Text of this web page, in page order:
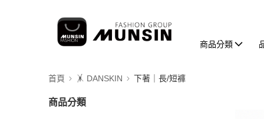
商品分類
首頁 🤸 DANSKIN 下著｜長/短褲
商品分類